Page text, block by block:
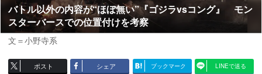
バトル以外の内容が“ほぼ無い”『ゴジラvsコング』 モン
スターバースでの位置付けを考察
文＝小野寺系
ポスト シェア ブックマーク LINEで送る